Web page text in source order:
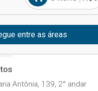
entre as áreas
Antônia, 139, 2° andar